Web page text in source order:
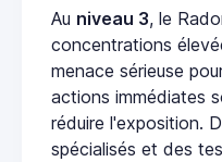
Au niveau 3, le
concentrations
menace sérieuse
actions immédiates
réduire l'exposition.
spécialisés et des